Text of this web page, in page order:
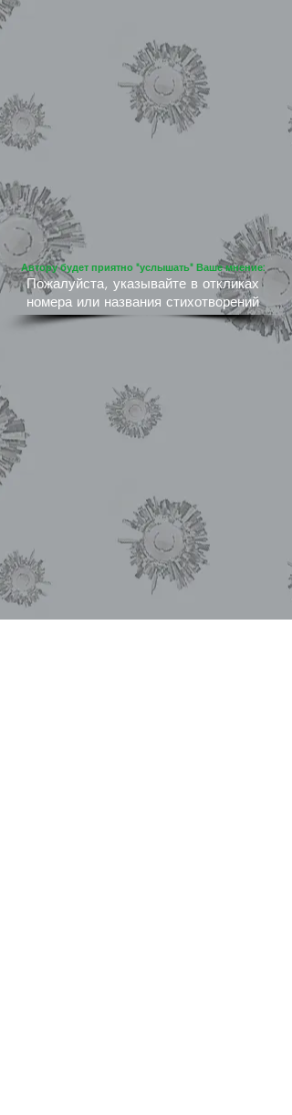
Автору будет приятно "услышать" Ваше мнение:
Пожалуйста, указывайте в откликах
номера или названия стихотворений